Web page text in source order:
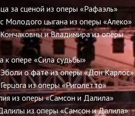
за сценой из оперы «Рафаэль»
Молодого цыгана из оперы «Алеко»
и Владимира из оперы
опере «Сила судьбы»
о фате из оперы «Дон Карлос»
из оперы «Риголетто»
из оперы «Самсон и Далила»
из оперы «Самсон и Далила»